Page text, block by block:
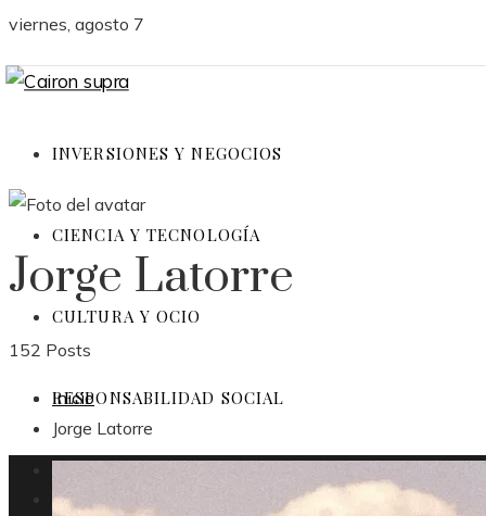
viernes, agosto 7
INVERSIONES Y NEGOCIOS
CIENCIA Y TECNOLOGÍA
CULTURA Y OCIO
RESPONSABILIDAD SOCIAL
Ciencia y tecnología
Jorge Latorre
152 Posts
Inicio
Jorge Latorre